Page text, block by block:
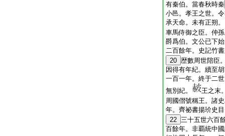
有秦伯。當春秋時秦
小邑。孝王之世。
承天命。未有正朔
車馬侍御之臣。仲
爵爲伯。文公已下
二百餘年。史記竹
20 歴數周世陪臣
因得有年紀。續至
一百一年。終于二
無別紀。
王之末
周國僣號稱王。諸
年。齊祕書揚玠史
22 三十五世六百
百餘年。非覇統中